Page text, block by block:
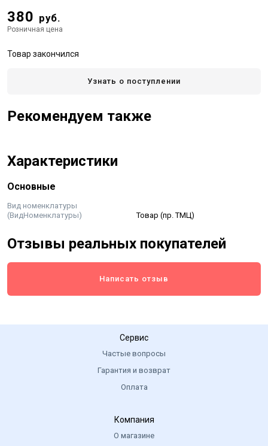
380 руб.
Розничная цена
Товар закончился
Узнать о поступлении
Рекомендуем также
Характеристики
Основные
Вид номенклатуры
(ВидНоменклатуры)
Товар (пр. ТМЦ)
Отзывы реальных покупателей
Написать отзыв
Сервис
Частые вопросы
Гарантия и возврат
Оплата
Компания
О магазине